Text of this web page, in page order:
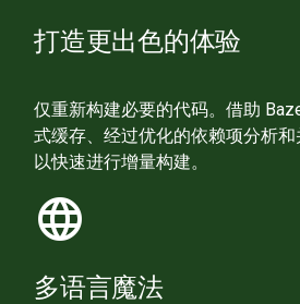
打造更出色的体验
仅重新构建必要的代码。借助
式缓存、经过优化的依赖项分析
以快速进行增量构建。
language
多语言魔法